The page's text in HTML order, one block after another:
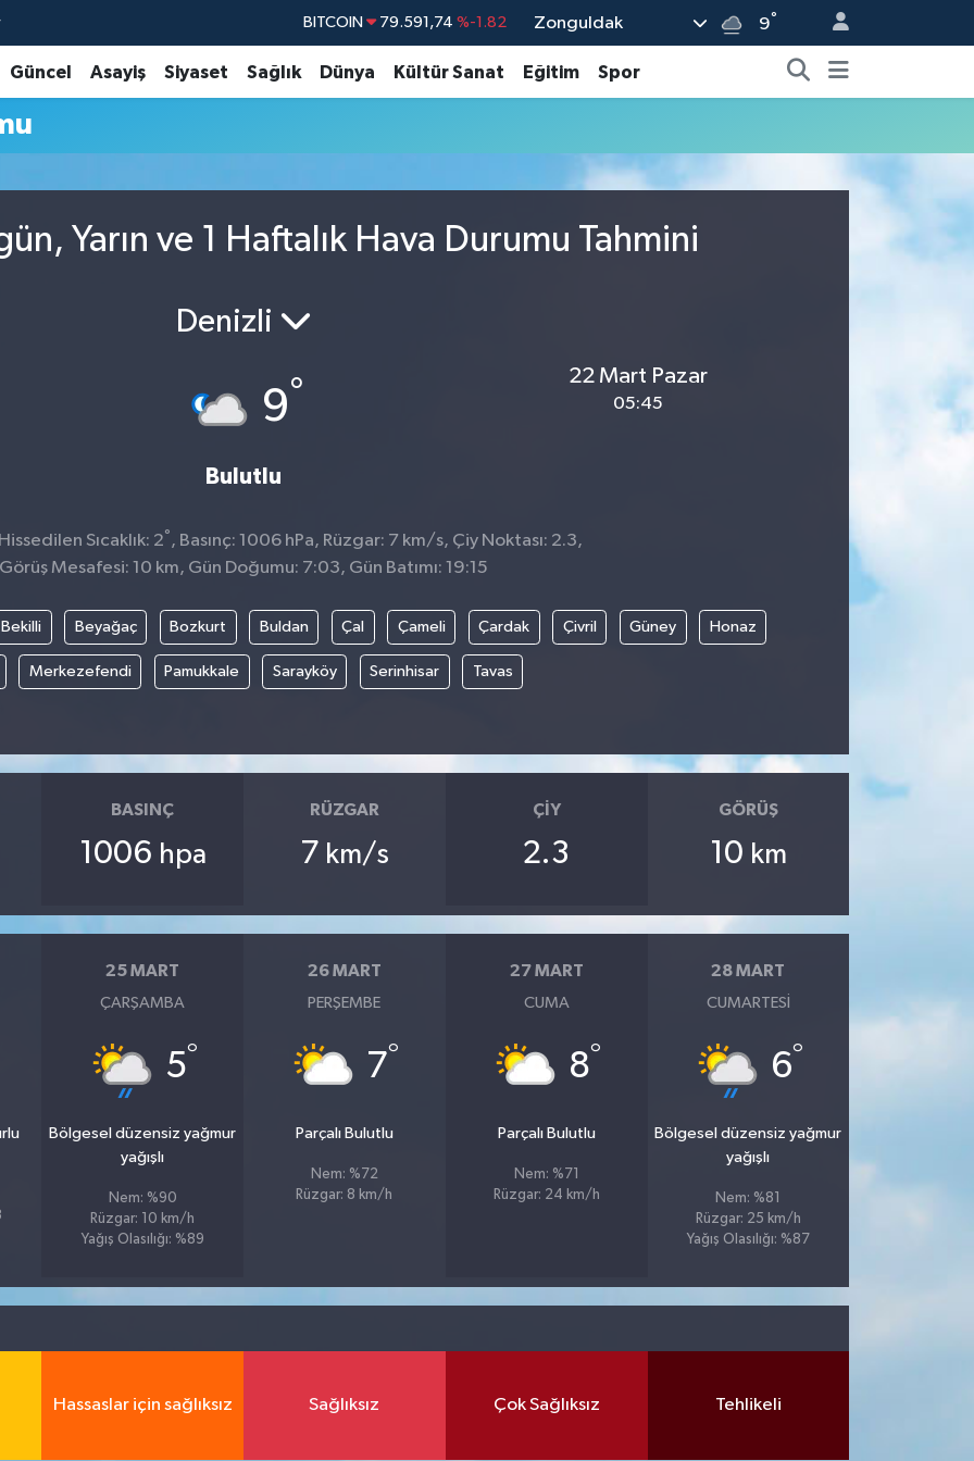
BITCOIN 79.591,74 %-1.82
DOLAR 45,43620 %0.02
EURO 53,38690 %0.19
Zonguldak 9°
Güncel Asayiş Siyaset Sağlık Dünya Kültür Sanat Eğitim Spor
Yarın ve 1 Haftalık Hava Durumu Tahmini
Denizli
9°
Bulutlu
22 Mart Pazar
05:45
Sıcaklık: 2° , Basınç: 1006 hPa, Rüzgar: 7 km/s, Çiy Noktası: 2.3,
Görüş Mesafesi: 10 km, Gün Doğumu: 7:03, Gün Batımı: 19:15
Bekilli Beyağaç Bozkurt Buldan Çal Çameli Çardak Çivril Güney Honaz
Merkezefendi Pamukkale Sarayköy Serinhisar Tavas
BASINÇ
1006 hpa
RÜZGAR
7 km/s
ÇIY
2.3
GÖRÜŞ
10 km
25 MART
ÇARŞAMBA
5°
Bölgesel düzensiz yağmur
yağışlı
Nem: %90
Rüzgar: 10 km/h
Yağış Olasılığı: %89
26 MART
PERŞEMBE
7°
Parçalı Bulutlu
Nem: %72
Rüzgar: 8 km/h
27 MART
CUMA
8°
Parçalı Bulutlu
Nem: %71
Rüzgar: 24 km/h
28 MART
CUMARTESI
6°
Bölgesel düzensiz yağmur
yağışlı
Nem: %81
Rüzgar: 25 km/h
Yağış Olasılığı: %87
Hassaslar için sağlıksız Sağlıksız Çok Sağlıksız Tehlikeli